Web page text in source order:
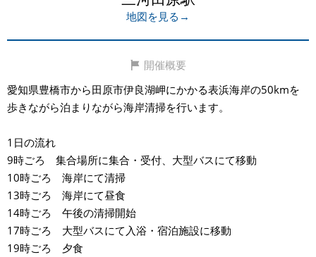
地図を見る→
開催概要
愛知県豊橋市から田原市伊良湖岬にかかる表浜海岸の50kmを
歩きながら泊まりながら海岸清掃を行います。
1日の流れ
9時ごろ 集合場所に集合・受付、大型バスにて移動
10時ごろ 海岸にて清掃
13時ごろ 海岸にて昼食
14時ごろ 午後の清掃開始
17時ごろ 大型バスにて入浴・宿泊施設に移動
19時ごろ 夕食